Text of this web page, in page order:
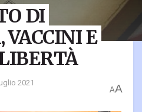
DI
E
2021
AA